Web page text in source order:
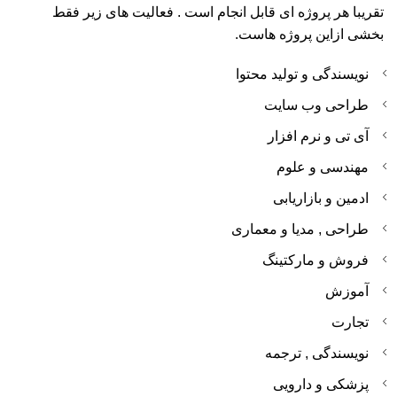
تقریبا هر پروژه ای قابل انجام است . فعالیت های زیر فقط
بخشی ازاین پروژه هاست.
نویسندگی و تولید محتوا
طراحی وب سایت
آی تی و نرم افزار
مهندسی و علوم
ادمین و بازاریابی
طراحی , مدیا و معماری
فروش و مارکتینگ
آموزش
تجارت
نویسندگی , ترجمه
پزشکی و دارویی